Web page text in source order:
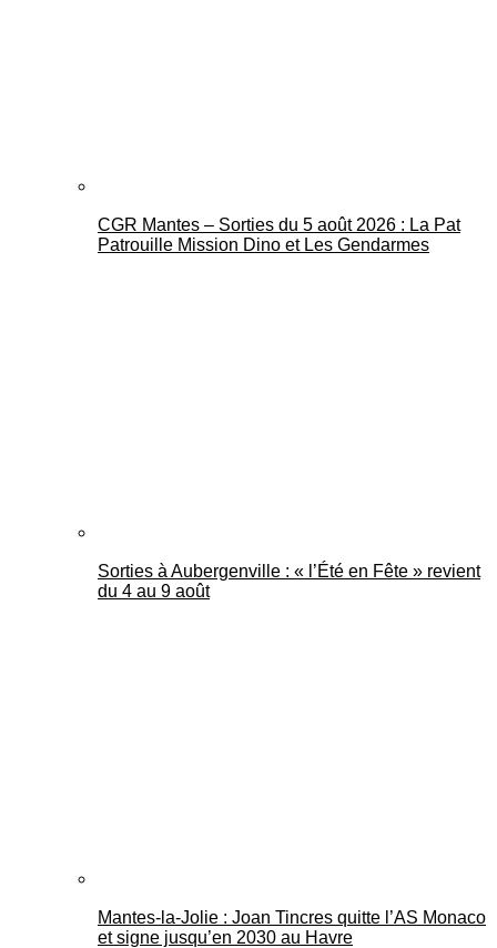
CGR Mantes – Sorties du 5 août 2026 : La Pat
Patrouille Mission Dino et Les Gendarmes
Sorties à Aubergenville : « l’Été en Fête » revient
du 4 au 9 août
Mantes-la-Jolie : Joan Tincres quitte l’AS Monaco
et signe jusqu’en 2030 au Havre